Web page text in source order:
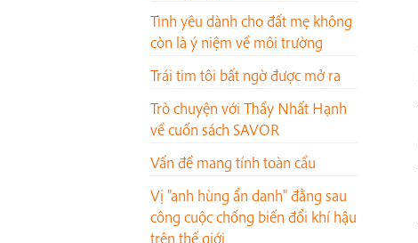
Tình yêu dành cho đất mẹ không
còn là ý niệm về môi trường
Trái tim tôi bất ngờ được mở ra
Trò chuyện với Thầy Nhất Hạnh
về cuốn sách SAVOR
Vấn đề mang tính toàn cầu
Vị "anh hùng ẩn danh" đằng sau
công cuộc chống biến đổi khí hậu
trên thế giới